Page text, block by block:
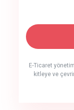
E-Ticaret
kitleye ve